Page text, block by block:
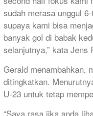
sudah merasa unggul
supaya kami bisa
banyak gol di babak
selanjutnya,” kata Jens
Gerald menambahkan,
ditingkatkan.
U-23 untuk tetap
“Saya rasa jika anda